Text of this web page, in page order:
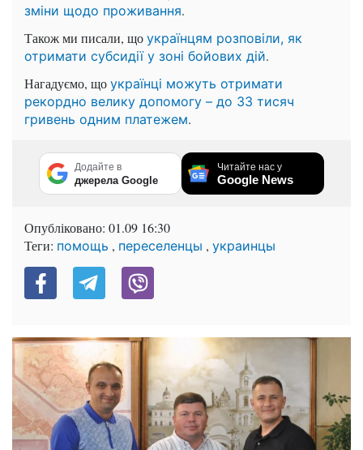
зміни щодо проживання.
Також ми писали, що українцям розповіли, як
отримати субсидії у зоні бойових дій.
Нагадуємо, що українці можуть отримати
рекордно велику допомогу – до 33 тисяч
гривень одним платежем.
Додайте в
джерела Google
Читайте нас у
Google News
Опубліковано: 01.09 16:30
Теги: помощь , переселенцы , украинцы